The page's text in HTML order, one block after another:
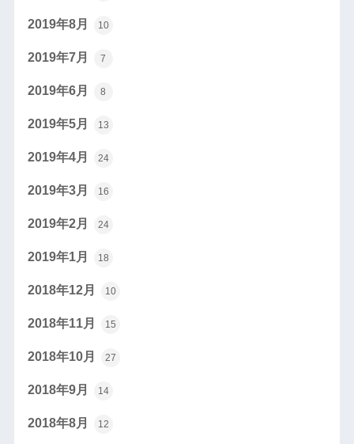
2019年8月 10
2019年7月 7
2019年6月 8
2019年5月 13
2019年4月 24
2019年3月 16
2019年2月 24
2019年1月 18
2018年12月 10
2018年11月 15
2018年10月 27
2018年9月 14
2018年8月 12